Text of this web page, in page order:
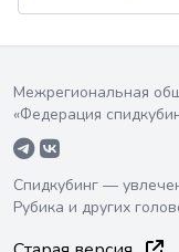
Межрегиональная
«Федерация
Спидкубинг —
Рубика и других